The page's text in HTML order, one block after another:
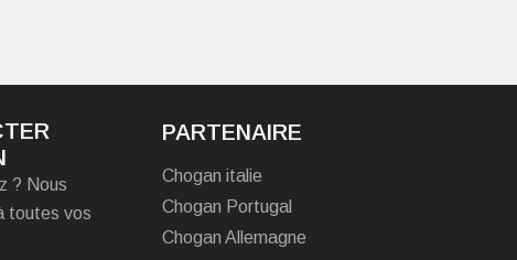
? Nous
toutes vos
PARTENAIRE
Chogan italie
Chogan Portugal
Chogan Allemagne